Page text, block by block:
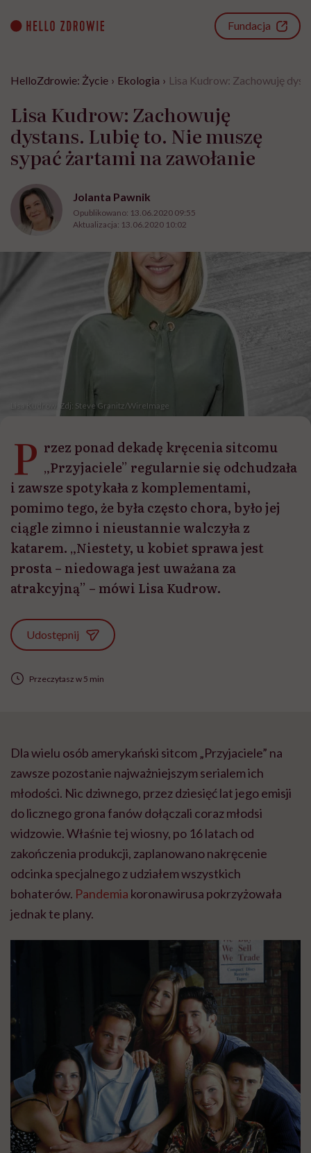
content
Fundacja
HelloZdrowie: Życie › Ekologia › Lisa Kudrow: Zachowuję
Lisa Kudrow: Zachowuję
dystans. Lubię to. Nie muszę
sypać żartami na zawołanie
Jolanta Pawnik
Opublikowano: 13.06.2020 09:55
Aktualizacja: 13.06.2020 10:02
Lisa Kudrow. Zdj: Steve Granitz/WireImage
P rzez ponad dekadę kręcenia sitcomu
„Przyjaciele” regularnie się odchudzała
i zawsze spotykała z komplementami,
pomimo tego, że była często chora, było jej
ciągle zimno i nieustannie walczyła z
katarem. „Niestety, u kobiet sprawa jest
prosta – niedowaga jest uważana za
atrakcyjną” – mówi Lisa Kudrow.
Udostępnij
Przeczytasz w 5 min
Dla wielu osób amerykański sitcom „Przyjaciele” na
zawsze pozostanie najważniejszym serialem ich
młodości. Nic dziwnego, przez dziesięć lat jego emisji
do licznego grona fanów dołączali coraz młodsi
widzowie. Właśnie tej wiosny, po 16 latach od
zakończenia produkcji, zaplanowano nakręcenie
odcinka specjalnego z udziałem wszystkich
bohaterów. Pandemia koronawirusa pokrzyżowała
jednak te plany.